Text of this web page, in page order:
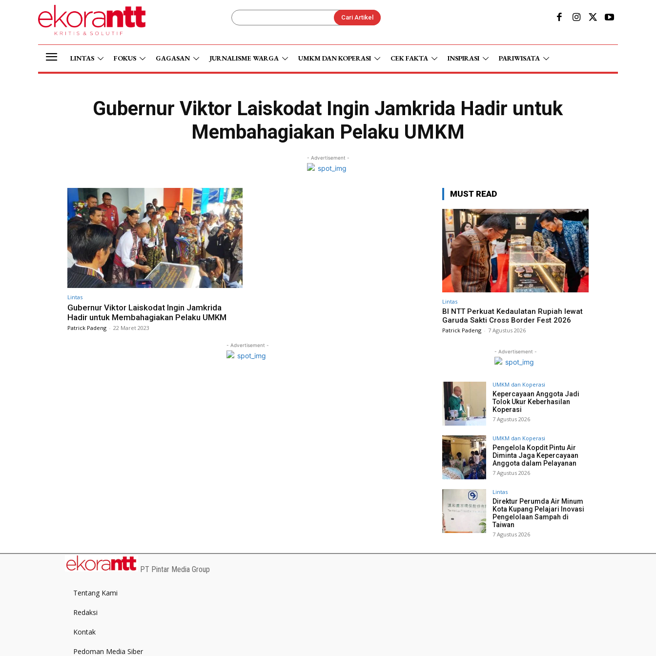
Cari Artikel
LINTAS FOKUS GAGASAN JURNALISME WARGA UMKM DAN KOPERASI CEK FAKTA INSPIRASI PARIWISATA
Gubernur Viktor Laiskodat Ingin Jamkrida Hadir untuk
Membahagiakan Pelaku UMKM
- Advertisement -
Lintas
Gubernur Viktor Laiskodat Ingin Jamkrida
Hadir untuk Membahagiakan Pelaku UMKM
Patrick Padeng - 22 Maret 2023
- Advertisement -
MUST READ
Lintas
BI NTT Perkuat Kedaulatan Rupiah lewat
Garuda Sakti Cross Border Fest 2026
Patrick Padeng - 7 Agustus 2026
- Advertisement -
UMKM dan Koperasi
Kepercayaan Anggota Jadi
Tolok Ukur Keberhasilan
Koperasi
7 Agustus 2026
UMKM dan Koperasi
Pengelola Kopdit Pintu Air
Diminta Jaga Kepercayaan
Anggota dalam Pelayanan
7 Agustus 2026
Lintas
Direktur Perumda Air Minum
Kota Kupang Pelajari Inovasi
Pengelolaan Sampah di
Taiwan
7 Agustus 2026
PT Pintar Media Group
Tentang Kami
Redaksi
Kontak
Pedoman Media Siber